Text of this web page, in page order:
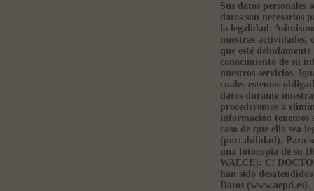
Sus datos personales
datos son necesarios
la legalidad.
nuestras actividades,
que esté
conocimiento de su
nuestros servicios.
cuales estemos
datos durante
procederemos a
información tenemos
caso de que ello sea
(portabilidad). Para
una fotocopia de su
WAECE): C/
han sido
Datos (www.aepd.es).